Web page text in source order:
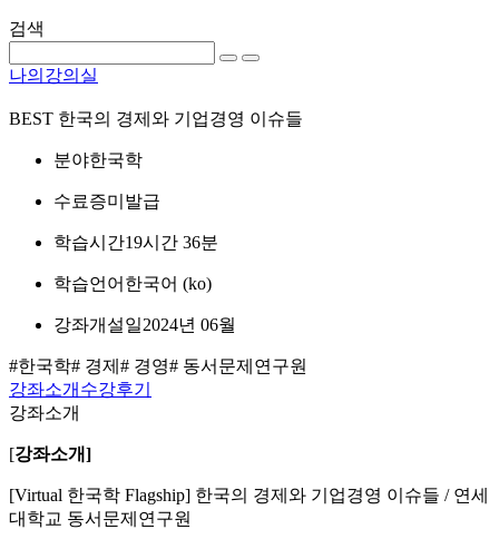
검색
나의강의실
BEST 한국의 경제와 기업경영 이슈들
분야한국학
수료증미발급
학습시간19시간 36분
학습언어 한국어 ‎(ko)‎
강좌개설일2024년 06월
#한국학# 경제 # 경영# 동서문제연구원
강좌소개 수강후기
강좌소개
[강좌소개]
[Virtual 한국학 Flagship] 한국의 경제와 기업경영 이슈들 / 연세
대학교 동서문제연구원